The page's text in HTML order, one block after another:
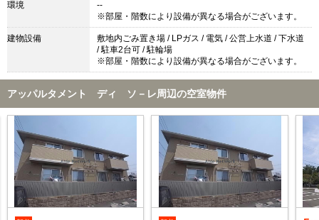
環境
--
※部屋・階数により設備が異なる場合がございます。
建物設備
敷地内ごみ置き場 / LPガス / 電気 / 公営上水道 / 下水道
/ 駐車2台可 / 駐輪場
※部屋・階数により設備が異なる場合がございます。
アッパルタメント ディ ソ－レ周辺の空室物件